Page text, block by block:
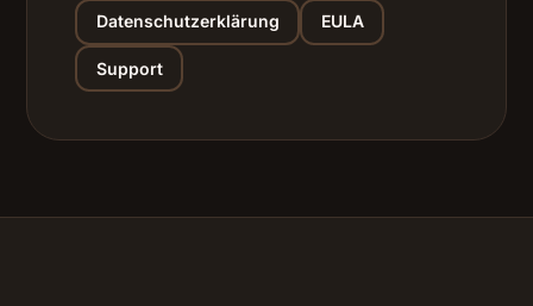
Datenschutzerklärung EULA
Support